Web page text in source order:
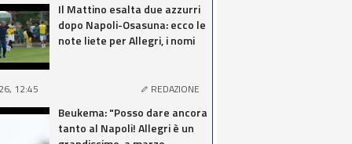
Il Mattino esalta due azzurri
dopo Napoli-Osasuna: ecco le
note liete per Allegri, i nomi
12:45 REDAZIONE
Beukema: "Posso dare ancora
tanto al Napoli! Allegri è un